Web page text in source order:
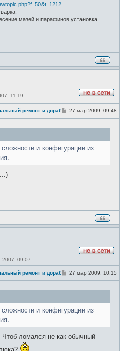
мазей и парафинов,установка
в
с
11:19
ремонт и доработка велоси
С
б
е
н
и
27 мар 2009, 09:48
и конфигурации из
в
с
е
2007, 09:07
ремонт и доработка велоси
С
б
е
н
и
27 мар 2009, 10:15
и конфигурации из
Чтоб ломался не как обычный